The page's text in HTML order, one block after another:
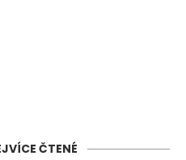
ČTENÉ